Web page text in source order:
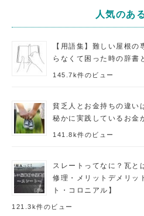
人気のあ
【用語集】難しい屋根
らなくて困った時の辞書
145.7k件のビュー
貧乏人とお金持ちの違い
秘かに実践しているお金
141.8k件のビュー
スレートってなに？瓦と
修理・メリットデメリッ
ト・コロニアル】
121.3k件のビュー